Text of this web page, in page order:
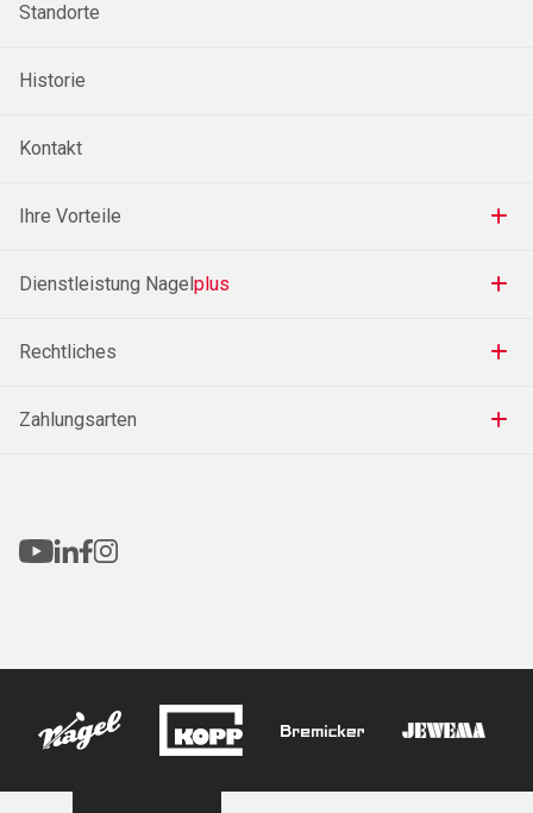
Standorte
Historie
Kontakt
Ihre Vorteile
Dienstleistung Nagelplus
Rechtliches
Zahlungsarten